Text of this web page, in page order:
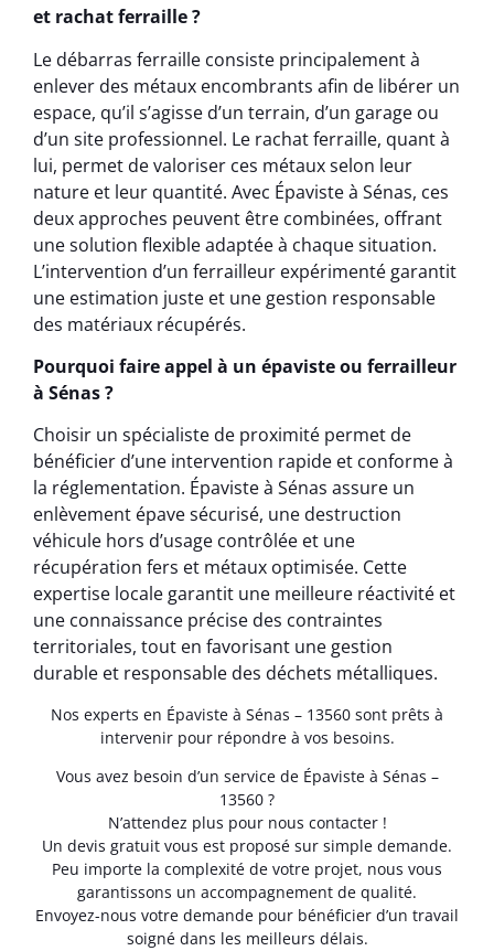
et rachat ferraille ?
Le débarras ferraille consiste principalement à
enlever des métaux encombrants afin de libérer un
espace, qu’il s’agisse d’un terrain, d’un garage ou
d’un site professionnel. Le rachat ferraille, quant à
lui, permet de valoriser ces métaux selon leur
nature et leur quantité. Avec Épaviste à Sénas, ces
deux approches peuvent être combinées, offrant
une solution flexible adaptée à chaque situation.
L’intervention d’un ferrailleur expérimenté garantit
une estimation juste et une gestion responsable
des matériaux récupérés.
Pourquoi faire appel à un épaviste ou ferrailleur
à Sénas ?
Choisir un spécialiste de proximité permet de
bénéficier d’une intervention rapide et conforme à
la réglementation. Épaviste à Sénas assure un
enlèvement épave sécurisé, une destruction
véhicule hors d’usage contrôlée et une
récupération fers et métaux optimisée. Cette
expertise locale garantit une meilleure réactivité et
une connaissance précise des contraintes
territoriales, tout en favorisant une gestion
durable et responsable des déchets métalliques.
Nos experts en Épaviste à Sénas – 13560 sont prêts à
intervenir pour répondre à vos besoins.
Vous avez besoin d’un service de Épaviste à Sénas –
13560 ?
N’attendez plus pour nous contacter !
Un devis gratuit vous est proposé sur simple demande.
Peu importe la complexité de votre projet, nous vous
garantissons un accompagnement de qualité.
Envoyez-nous votre demande pour bénéficier d’un travail
soigné dans les meilleurs délais.